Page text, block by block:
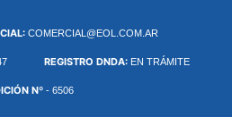
COMERCIAL@EOL.COM.AR
REGISTRO DNDA: EN TRÁMITE
Nº - 6506